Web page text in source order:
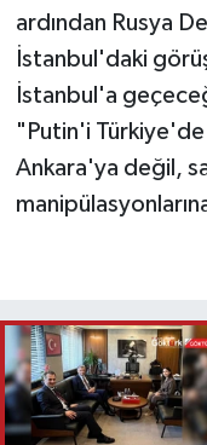
ardından Rusya
İstanbul'daki
İstanbul'a
"Putin'i
Ankara'ya değil,